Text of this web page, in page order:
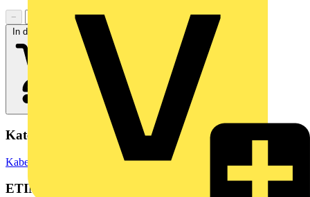
−
In den Warenkorb
Kategorien
Kabelführungssysteme ElektrorohreRohrverbindungen & Zubehör
ETIM Group